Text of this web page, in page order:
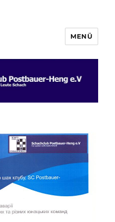
Heng e.V.
MENÜ